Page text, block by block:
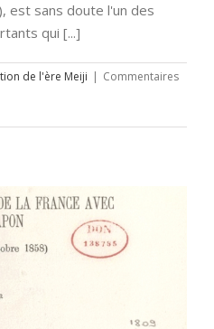
est sans doute l'un des
qui [...]
de l'ère Meiji | Commentaires